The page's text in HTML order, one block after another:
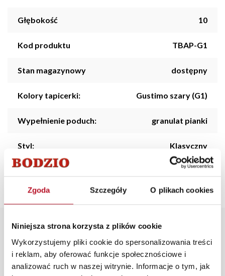
Zgoda Szczegóły O plikach cookies
Niniejsza strona korzysta z plików cookie
Wykorzystujemy pliki cookie do spersonalizowania treści
i reklam, aby oferować funkcje społecznościowe i
analizować ruch w naszej witrynie. Informacje o tym, jak
Głębokość 10
Kod produktu TBAP-G1
Stan magazynowy dostępny
Kolory tapicerki: Gustimo szary (G1)
Wypełnienie poduch: granulat pianki
Styl: Klasyczny
Kolorystyka: Szary
Opis produktu
Poduszki z kolekcji Bajka, wykonane z luksusowego
materiału Gustimo, łączą elegancję z wyjątkowym